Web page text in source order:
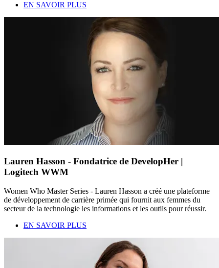
EN SAVOIR PLUS
Lauren Hasson - Fondatrice de DevelopHer |
Logitech WWM
Women Who Master Series - Lauren Hasson a créé une plateforme
de développement de carrière primée qui fournit aux femmes du
secteur de la technologie les informations et les outils pour réussir.
EN SAVOIR PLUS